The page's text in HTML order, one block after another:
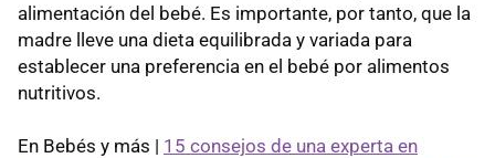
alimentación del bebé. Es importante, por tanto, que la
madre lleve una dieta equilibrada y variada para
establecer una preferencia en el bebé por alimentos
nutritivos.
En Bebés y más | 15 consejos de una experta en